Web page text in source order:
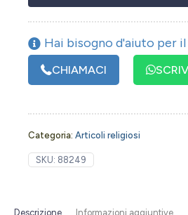
Hai bisogno d'aiuto per
CHIAMACI
Categoria: Articoli religiosi
SKU: 88249
Descrizione Informazioni aggiuntive